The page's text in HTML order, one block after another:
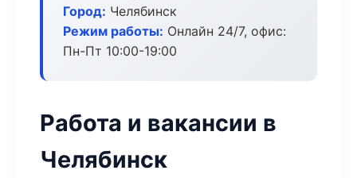
Город: Челябинск
Режим работы: Онлайн 24/7, офис:
Пн-Пт 10:00-19:00
Работа и вакансии в
Челябинск